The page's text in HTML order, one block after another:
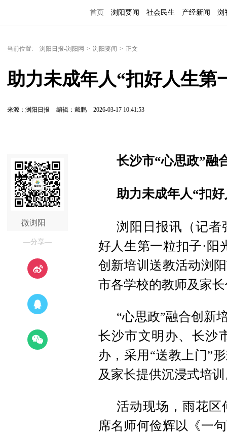
首页 浏阳要闻 社会民生 产经新闻 浏
当前位置: 浏阳日报-浏阳网 > 浏阳要闻 > 正文
助力未成年人“扣好人生第
来源：浏阳日报 编辑：戴鹏 2026-03-17 10:41:53
微浏阳
—分享—
长沙市“心思政”融
助力未成年人“扣
浏阳日报讯（记者
好人生第一粒扣子·阳
创新培训送教活动浏
市各学校的教师及家
“心思政”融合创新
长沙市文明办、长沙
办，采用“送教上门”
及家长提供沉浸式培
活动现场，雨花区
席名师何俭辉以《一